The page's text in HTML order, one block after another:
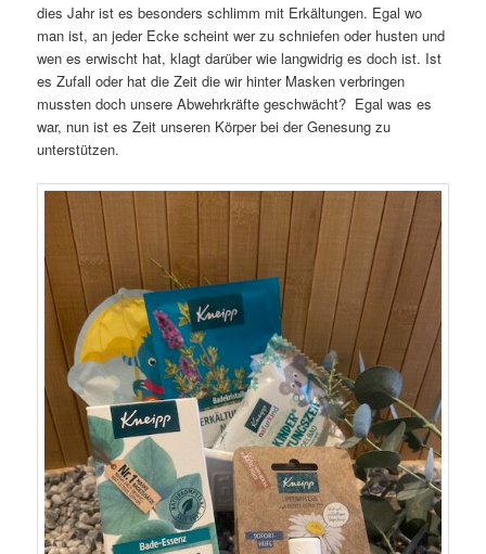
dies Jahr ist es besonders schlimm mit Erkältungen. Egal wo
man ist, an jeder Ecke scheint wer zu schniefen oder husten und
wen es erwischt hat, klagt darüber wie langwidrig es doch ist. Ist
es Zufall oder hat die Zeit die wir hinter Masken verbringen
mussten doch unsere Abwehrkräfte geschwächt? Egal was es
war, nun ist es Zeit unseren Körper bei der Genesung zu
unterstützen.